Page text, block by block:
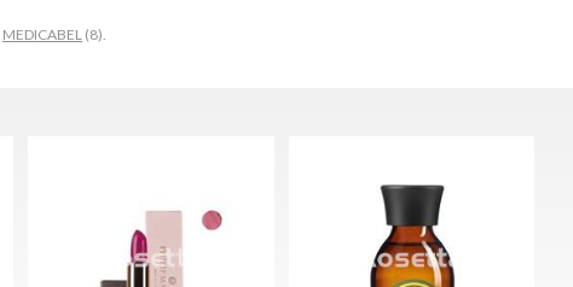
MEDICABEL (8).